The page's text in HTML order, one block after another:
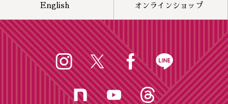
English オンラインショップ